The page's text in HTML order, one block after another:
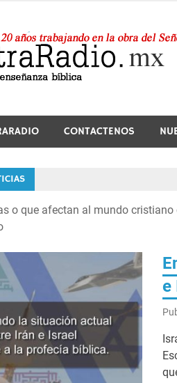
CONTACTENOS
o que afectan al mundo
e